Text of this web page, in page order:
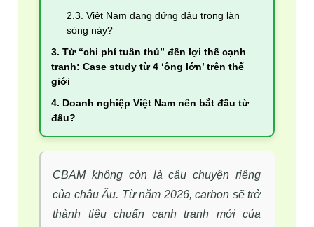
2.3. Việt Nam đang đứng đâu trong làn
sóng này?
3. Từ “chi phí tuân thủ” đến lợi thế cạnh
tranh: Case study từ 4 ‘ông lớn’ trên thế
giới
4. Doanh nghiệp Việt Nam nên bắt đầu từ
đâu?
CBAM không còn là câu chuyện riêng
của châu Âu. Từ năm 2026, carbon sẽ trở
thành tiêu chuẩn cạnh tranh mới của